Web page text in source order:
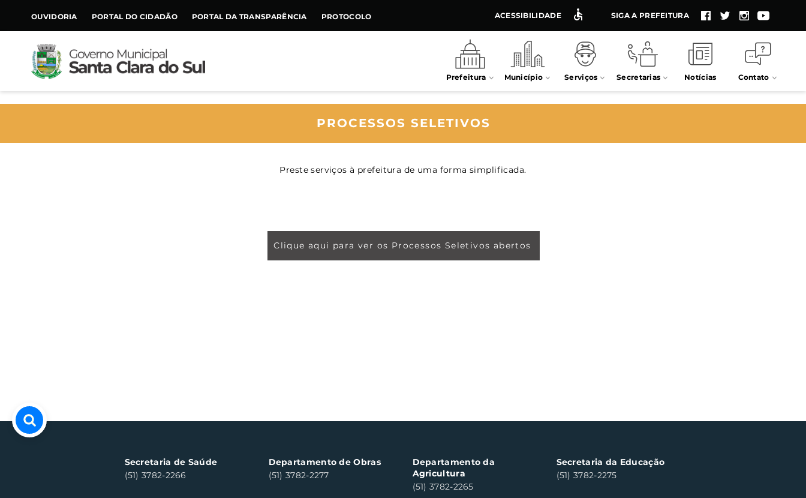
CONTEÚDO
OUVIDORIA PORTAL DO CIDADÃO PORTAL DA TRANSPARÊNCIA PROTOCOLO ACESSIBILIDADE SIGA A PREFEITURA
Prefeitura Município Serviços Secretarias Notícias Contato
PROCESSOS SELETIVOS
Preste serviços à prefeitura de uma forma simplificada.
Clique aqui para ver os Processos Seletivos abertos
Secretaria de Saúde
(51) 3782-2266
Departamento de Obras
(51) 3782-2277
Departamento da
Agricultura
(51) 3782-2265
Secretaria da Educação
(51) 3782-2275